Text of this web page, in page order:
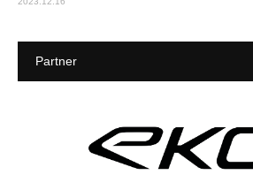
Partner